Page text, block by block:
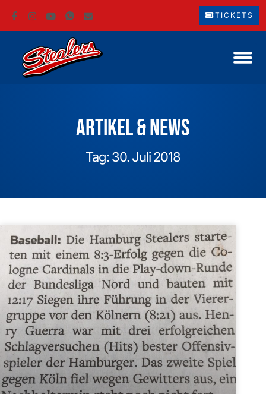
TICKETS
Artikel & News
Tag: 30. Juli 2018